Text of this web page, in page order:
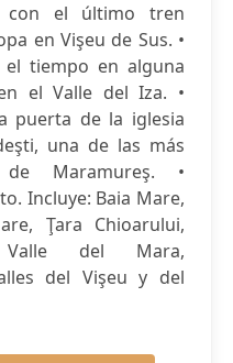
con el último tren
en Vişeu de Sus. •
el tiempo en alguna
el Valle del Iza. •
puerta de la iglesia
una de las más
Maramureş. •
Incluye: Baia Mare,
Ţara Chioarului,
Valle del Mara,
del Vişeu y del